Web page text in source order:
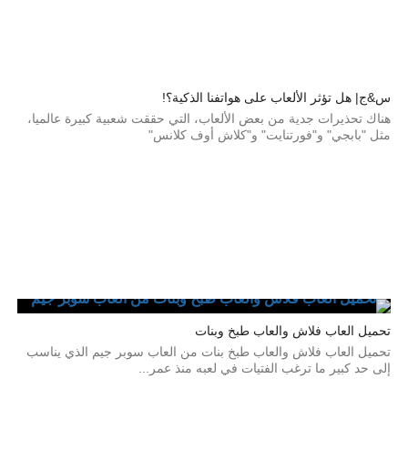
س&ج| هل تؤثر الألعاب على هواتفنا الذكية؟!
هناك تحذيرات جدية من بعض الألعاب، التي حققت شعبية كبيرة عالميا،
مثل "بابجي" و"فورتنايت" و"كلاش أوف كلانس"
تحميل العاب فلاش والعاب طبخ وبنات
تحميل العاب فلاش والعاب طبخ بنات من العاب سوبر جيم الذي يناسب
إلى حد كبير ما ترغب الفتيات في لعبه منذ عمر...